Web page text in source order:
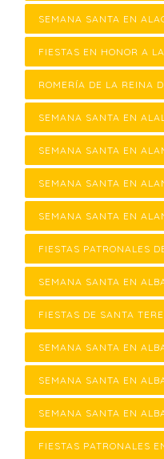
SEMANA SANTA EN
FIESTAS EN HONOR A
ROMERÍA DE LA REINA
SEMANA SANTA EN
SEMANA SANTA EN
SEMANA SANTA EN
SEMANA SANTA EN
FIESTAS PATRONALES
SEMANA SANTA EN
FIESTAS DE SANTA
SEMANA SANTA EN
SEMANA SANTA EN
SEMANA SANTA EN
FIESTAS PATRONALES